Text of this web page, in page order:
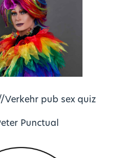
Verkehr pub sex quiz
Punctual